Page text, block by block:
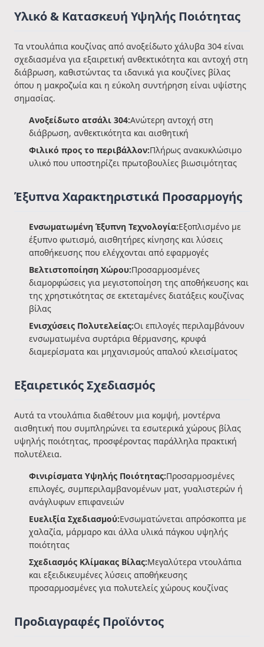
Υλικό & Κατασκευή Υψηλής Ποιότητας
Τα ντουλάπια κουζίνας από ανοξείδωτο χάλυβα 304 είναι
σχεδιασμένα για εξαιρετική ανθεκτικότητα και αντοχή στη
διάβρωση, καθιστώντας τα ιδανικά για κουζίνες βίλας
όπου η μακροζωία και η εύκολη συντήρηση είναι υψίστης
σημασίας.
Ανοξείδωτο ατσάλι 304:Ανώτερη αντοχή στη
διάβρωση, ανθεκτικότητα και αισθητική
Φιλικό προς το περιβάλλον:Πλήρως ανακυκλώσιμο
υλικό που υποστηρίζει πρωτοβουλίες βιωσιμότητας
Έξυπνα Χαρακτηριστικά Προσαρμογής
Ενσωματωμένη Έξυπνη Τεχνολογία:Εξοπλισμένο με
έξυπνο φωτισμό, αισθητήρες κίνησης και λύσεις
αποθήκευσης που ελέγχονται από εφαρμογές
Βελτιστοποίηση Χώρου:Προσαρμοσμένες
διαμορφώσεις για μεγιστοποίηση της αποθήκευσης και
της χρηστικότητας σε εκτεταμένες διατάξεις κουζίνας
βίλας
Ενισχύσεις Πολυτελείας:Οι επιλογές περιλαμβάνουν
ενσωματωμένα συρτάρια θέρμανσης, κρυφά
διαμερίσματα και μηχανισμούς απαλού κλεισίματος
Εξαιρετικός Σχεδιασμός
Αυτά τα ντουλάπια διαθέτουν μια κομψή, μοντέρνα
αισθητική που συμπληρώνει τα εσωτερικά χώρους βίλας
υψηλής ποιότητας, προσφέροντας παράλληλα πρακτική
πολυτέλεια.
Φινιρίσματα Υψηλής Ποιότητας:Προσαρμοσμένες
επιλογές, συμπεριλαμβανομένων ματ, γυαλιστερών ή
ανάγλυφων επιφανειών
Ευελιξία Σχεδιασμού:Ενσωματώνεται απρόσκοπτα με
χαλαζία, μάρμαρο και άλλα υλικά πάγκου υψηλής
ποιότητας
Σχεδιασμός Κλίμακας Βίλας:Μεγαλύτερα ντουλάπια
και εξειδικευμένες λύσεις αποθήκευσης
προσαρμοσμένες για πολυτελείς χώρους κουζίνας
Προδιαγραφές Προϊόντος